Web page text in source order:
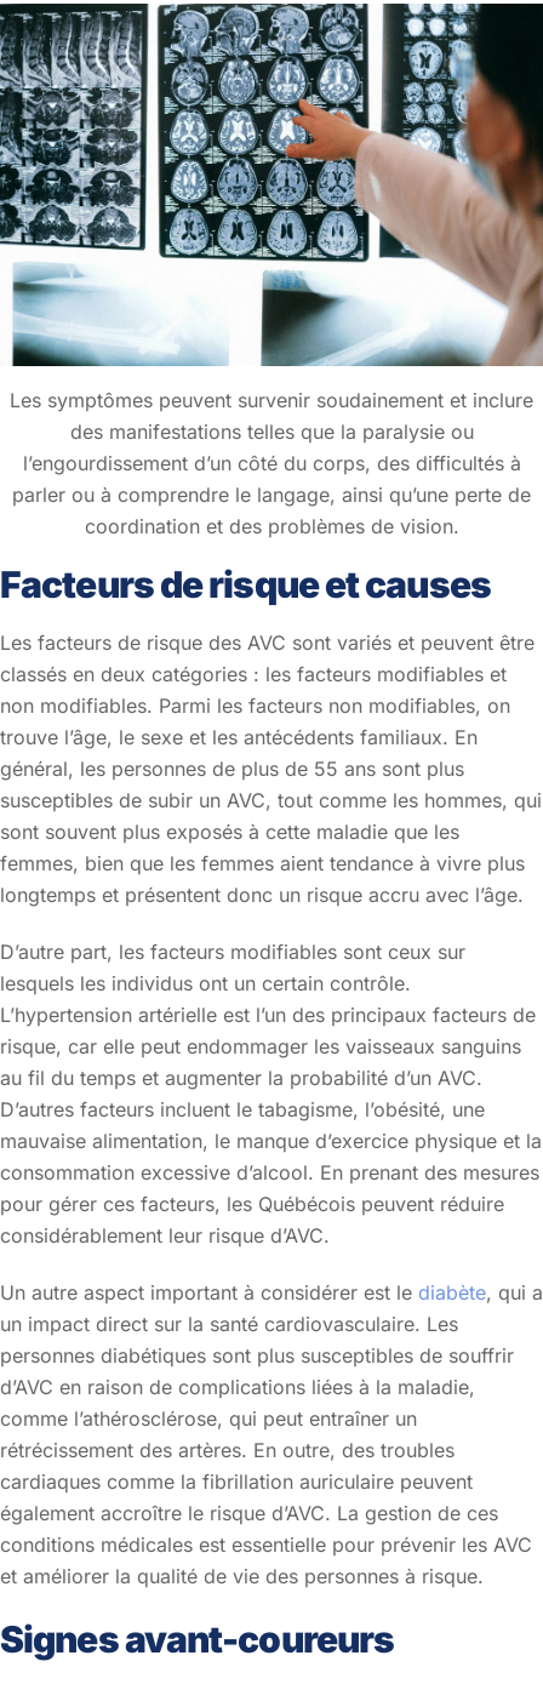
Les symptômes peuvent survenir soudainement et inclure
des manifestations telles que la paralysie ou
l’engourdissement d’un côté du corps, des difficultés à
parler ou à comprendre le langage, ainsi qu’une perte de
coordination et des problèmes de vision.
Facteurs de risque et causes
Les facteurs de risque des AVC sont variés et peuvent être
classés en deux catégories : les facteurs modifiables et
non modifiables. Parmi les facteurs non modifiables, on
trouve l’âge, le sexe et les antécédents familiaux. En
général, les personnes de plus de 55 ans sont plus
susceptibles de subir un AVC, tout comme les hommes, qui
sont souvent plus exposés à cette maladie que les
femmes, bien que les femmes aient tendance à vivre plus
longtemps et présentent donc un risque accru avec l’âge.
D’autre part, les facteurs modifiables sont ceux sur
lesquels les individus ont un certain contrôle.
L’hypertension artérielle est l’un des principaux facteurs de
risque, car elle peut endommager les vaisseaux sanguins
au fil du temps et augmenter la probabilité d’un AVC.
D’autres facteurs incluent le tabagisme, l’obésité, une
mauvaise alimentation, le manque d’exercice physique et la
consommation excessive d’alcool. En prenant des mesures
pour gérer ces facteurs, les Québécois peuvent réduire
considérablement leur risque d’AVC.
Un autre aspect important à considérer est le diabète, qui a
un impact direct sur la santé cardiovasculaire. Les
personnes diabétiques sont plus susceptibles de souffrir
d’AVC en raison de complications liées à la maladie,
comme l’athérosclérose, qui peut entraîner un
rétrécissement des artères. En outre, des troubles
cardiaques comme la fibrillation auriculaire peuvent
également accroître le risque d’AVC. La gestion de ces
conditions médicales est essentielle pour prévenir les AVC
et améliorer la qualité de vie des personnes à risque.
Signes avant-coureurs